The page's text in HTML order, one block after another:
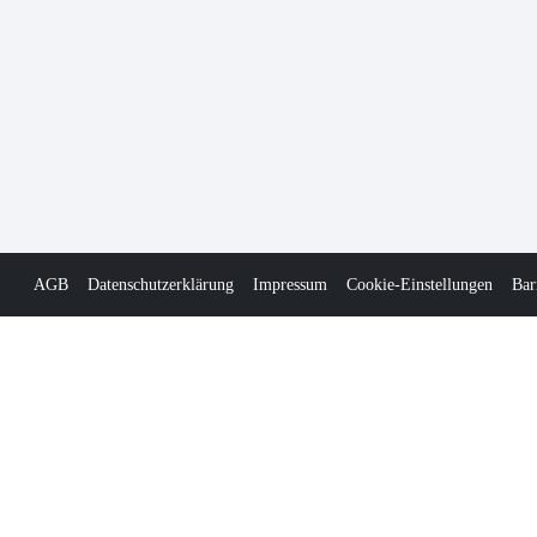
AGB Datenschutzerklärung Impressum Cookie-Einstellungen